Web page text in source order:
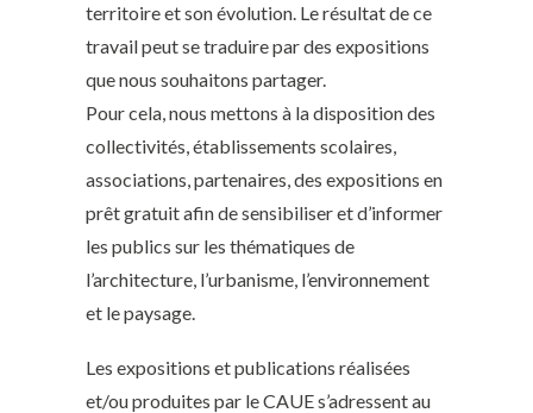
territoire et son évolution. Le résultat de ce
travail peut se traduire par des expositions
que nous souhaitons partager.
Pour cela, nous mettons à la disposition des
collectivités, établissements scolaires,
associations, partenaires, des expositions en
prêt gratuit afin de sensibiliser et d’informer
les publics sur les thématiques de
l’architecture, l’urbanisme, l’environnement
et le paysage.
Les expositions et publications réalisées
et/ou produites par le CAUE s’adressent au